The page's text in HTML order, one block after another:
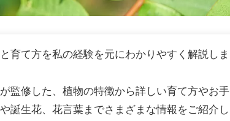
育て方を私の経験を元にわかりやすく解説しま
監修した、植物の特徴から詳しい育て方やお手
誕生花、花言葉までさまざまな情報をご紹介し